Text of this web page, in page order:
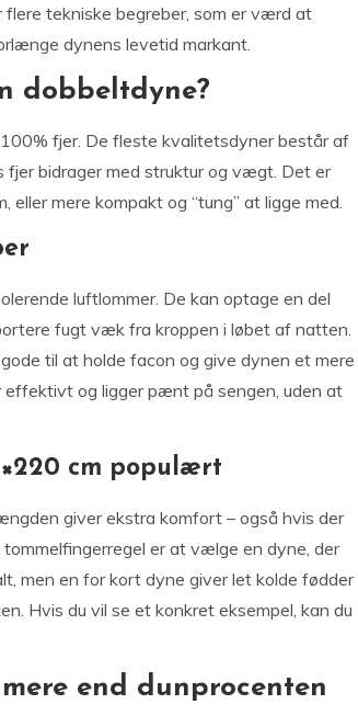
tekniske begreber, som er værd at
dynens levetid markant.
dobbeltdyne?
fjer. De fleste kvalitetsdyner består af
fjer bidrager med struktur og vægt. Det er
mere kompakt og “tung” at ligge med.
luftlommer. De kan optage en del
fugt væk fra kroppen i løbet af natten.
til at holde facon og give dynen et mere
og ligger pænt på sengen, uden at
cm populært
giver ekstra komfort – også hvis der
er at vælge en dyne, der
men en for kort dyne giver let kolde fødder
Hvis du vil se et konkret eksempel, kan du
end dunprocenten